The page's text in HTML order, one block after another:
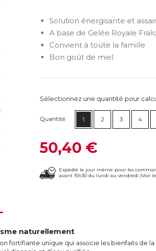
Solution énergisante et
A base de Gelée Royale
Convient à toute la famille
Bon goût de miel
Sélectionnez une quantité pour
Quantité 1 2 3 4
50,40 €
Expédié le jour même pour les
avant 15h30 du lundi au vendredi (Voir
naturellement
fortifiante unique qui associe les bienfaits de